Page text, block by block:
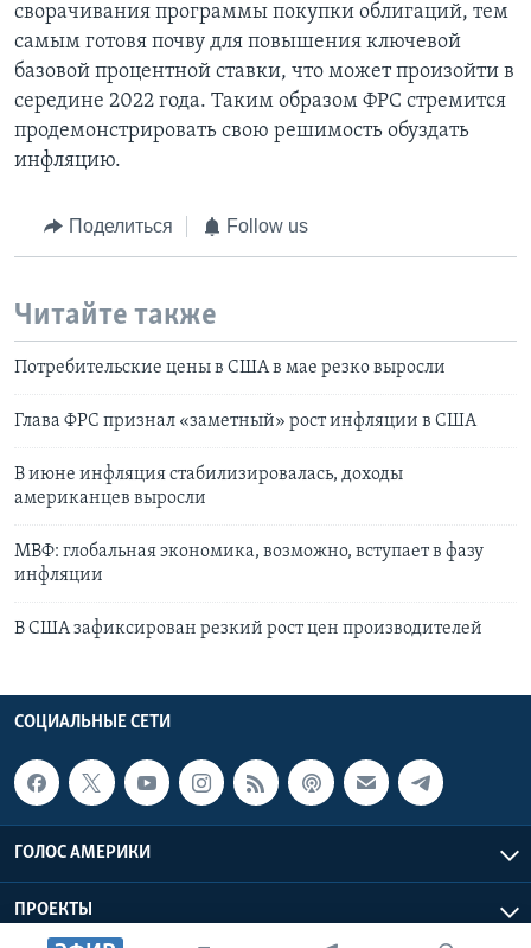
сворачивания программы покупки облигаций, тем
самым готовя почву для повышения ключевой
базовой процентной ставки, что может произойти в
середине 2022 года. Таким образом ФРС стремится
продемонстрировать свою решимость обуздать
инфляцию.
Поделиться Follow us
Читайте также
Потребительские цены в США в мае резко выросли
Глава ФРС признал «заметный» рост инфляции в США
В июне инфляция стабилизировалась, доходы
американцев выросли
МВФ: глобальная экономика, возможно, вступает в фазу
инфляции
В США зафиксирован резкий рост цен производителей
СОЦИАЛЬНЫЕ СЕТИ
ГОЛОС АМЕРИКИ
ПРОЕКТЫ